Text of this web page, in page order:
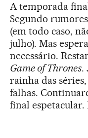
A temporada
Segundo
(em todo caso,
julho). Mas
necessário.
Game of Thrones.
rainha das
falhas.
final espetacular.